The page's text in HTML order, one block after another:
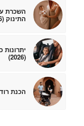
השכרת
התינוק (2026)
יתרונות
(2026)
הכנת